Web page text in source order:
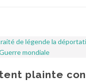
plainte